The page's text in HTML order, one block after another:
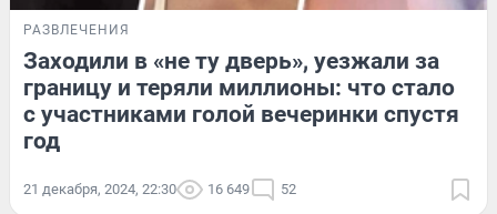
РАЗВЛЕЧЕНИЯ
Заходили в «не ту дверь», уезжали за
границу и теряли миллионы: что стало
с участниками голой вечеринки спустя
год
21 декабря, 2024, 22:30 16 649 52